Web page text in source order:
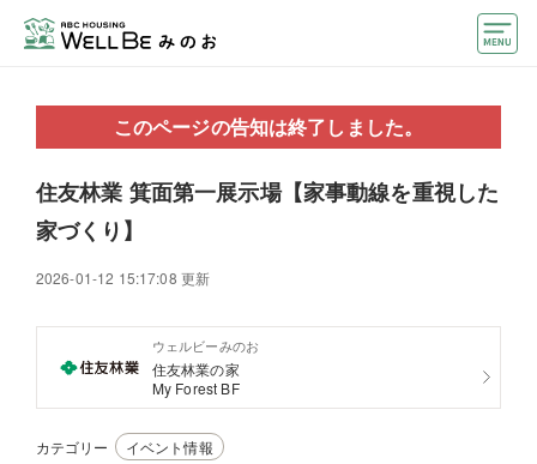
住宅会社・ハウスメーカー
おうちカウンター
好みからモデルハウスを探す
住まいづくりお役立ち情報
このページの告知は終了しました。
住友林業 箕面第一展示場【家事動線を重視した
家づくり】
2026-01-12 15:17:08 更新
ウェルビーみのお
住友林業の家
My Forest BF
カテゴリー イベント情報